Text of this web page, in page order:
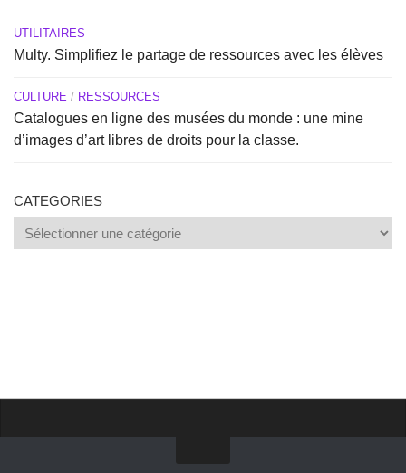
UTILITAIRES
Multy. Simplifiez le partage de ressources avec les élèves
CULTURE / RESSOURCES
Catalogues en ligne des musées du monde : une mine
d’images d’art libres de droits pour la classe.
CATEGORIES
Categories